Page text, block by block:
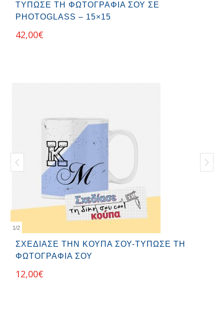
ΤΥΠΩΣΕ ΤΗ ΦΩΤΟΓΡΑΦΙΑ ΣΟΥ ΣΕ
PHOTOGLASS – 15×15
42,00€
1/2
ΣΧΕΔΊΑΣΕ ΤΗΝ ΚΟΎΠΑ ΣΟΥ-ΤΎΠΩΣΕ ΤΗ
ΦΩΤΟΓΡΑΦΊΑ ΣΟΥ
12,00€